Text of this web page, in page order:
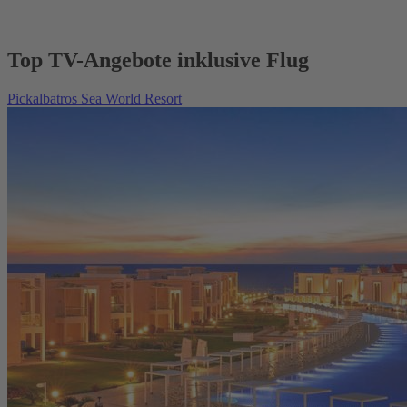
Top TV-Angebote inklusive Flug
Pickalbatros Sea World Resort